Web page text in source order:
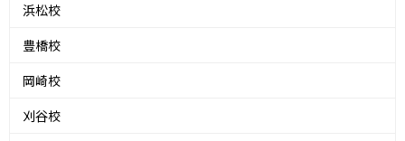
浜松校
豊橋校
岡崎校
刈谷校